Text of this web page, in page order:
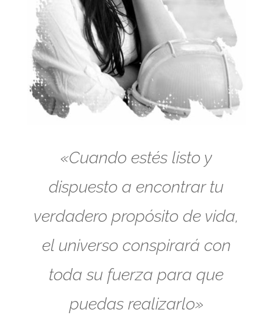
«Cuando estés listo y
dispuesto a encontrar tu
verdadero propósito de vida,
el universo conspirará con
toda su fuerza para que
puedas realizarlo»